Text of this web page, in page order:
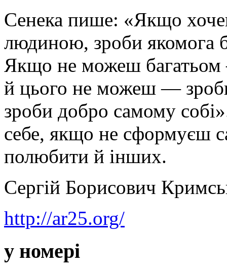
Сенека пише: «Якщо
людиною, зроби якомога
Якщо не можеш
й цього не можеш —
зроби добро самому
себе, якщо не сформуєш
полюбити й інших.
Сергій Борисович
http://ar25.org/
у номері